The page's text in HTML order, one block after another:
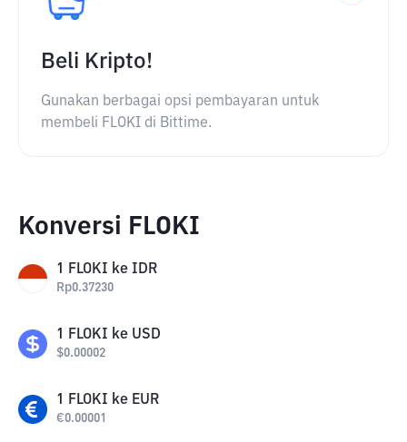
Beli Kripto!
Gunakan berbagai opsi pembayaran untuk
membeli FLOKI di Bittime.
Konversi FLOKI
1 FLOKI ke IDR
Rp0.37230
1 FLOKI ke USD
$0.00002
1 FLOKI ke EUR
€0.00001